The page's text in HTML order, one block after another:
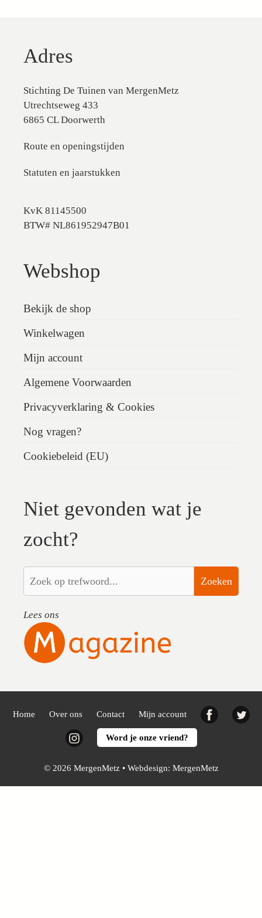
Adres
Stichting De Tuinen van MergenMetz
Utrechtseweg 433
6865 CL Doorwerth
Route en openingstijden
Statuten en jaarstukken
KvK 81145500
BTW# NL861952947B01
Webshop
Bekijk de shop
Winkelwagen
Mijn account
Algemene Voorwaarden
Privacyverklaring & Cookies
Nog vragen?
Cookiebeleid (EU)
Niet gevonden wat je
zocht?
Zoeken
Lees ons
Home Over ons Contact Mijn account Facebook
InstagramWord je onze vriend?
© 2026 MergenMetz • Webdesign: MergenMetz